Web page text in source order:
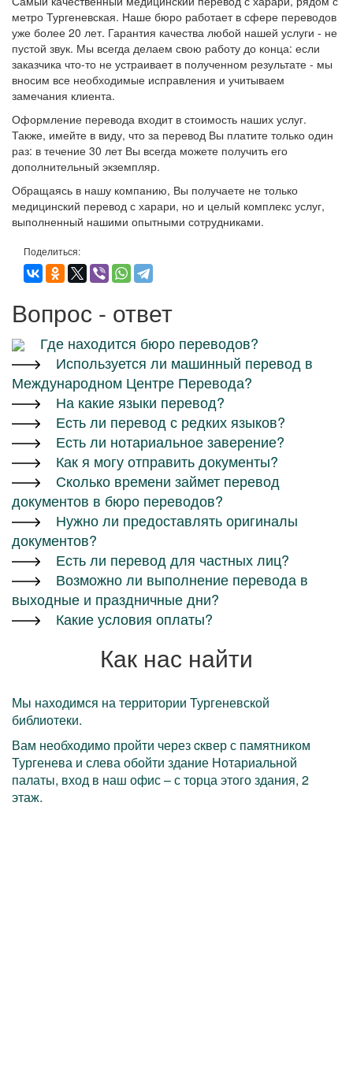
метро Тургеневская. Наше бюро работает в сфере переводов
уже более 20 лет. Гарантия качества любой нашей услуги - не
пустой звук. Мы всегда делаем свою работу до конца: если
заказчика что-то не устраивает в полученном результате - мы
вносим все необходимые исправления и учитываем
замечания клиента.
Оформление перевода входит в стоимость наших услуг.
Также, имейте в виду, что за перевод Вы платите только один
раз: в течение 30 лет Вы всегда можете получить его
дополнительный экземпляр.
Обращаясь в нашу компанию, Вы получаете не только
медицинский перевод с харари, но и целый комплекс услуг,
выполненный нашими опытными сотрудниками.
Поделиться:
Вопрос - ответ
Где находится бюро переводов?
Используется ли машинный перевод в
Международном Центре Перевода?
На какие языки перевод?
Есть ли перевод с редких языков?
Есть ли нотариальное заверение?
Как я могу отправить документы?
Сколько времени займет перевод
документов в бюро переводов?
Нужно ли предоставлять оригиналы
документов?
Есть ли перевод для частных лиц?
Возможно ли выполнение перевода в
выходные и праздничные дни?
Какие условия оплаты?
Как нас найти
Мы находимся на территории Тургеневской
библиотеки.
Вам необходимо пройти через cквер с памятником
Тургенева и слева обойти здание Нотариальной
палаты, вход в наш офис – с торца этого здания, 2
этаж.